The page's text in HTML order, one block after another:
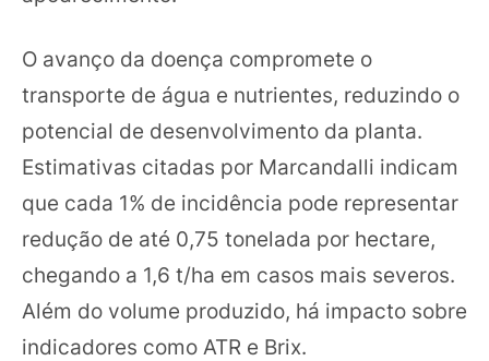
O avanço da doença compromete o
transporte de água e nutrientes, reduzindo o
potencial de desenvolvimento da planta.
Estimativas citadas por Marcandalli indicam
que cada 1% de incidência pode representar
redução de até 0,75 tonelada por hectare,
chegando a 1,6 t/ha em casos mais severos.
Além do volume produzido, há impacto sobre
indicadores como ATR e Brix.